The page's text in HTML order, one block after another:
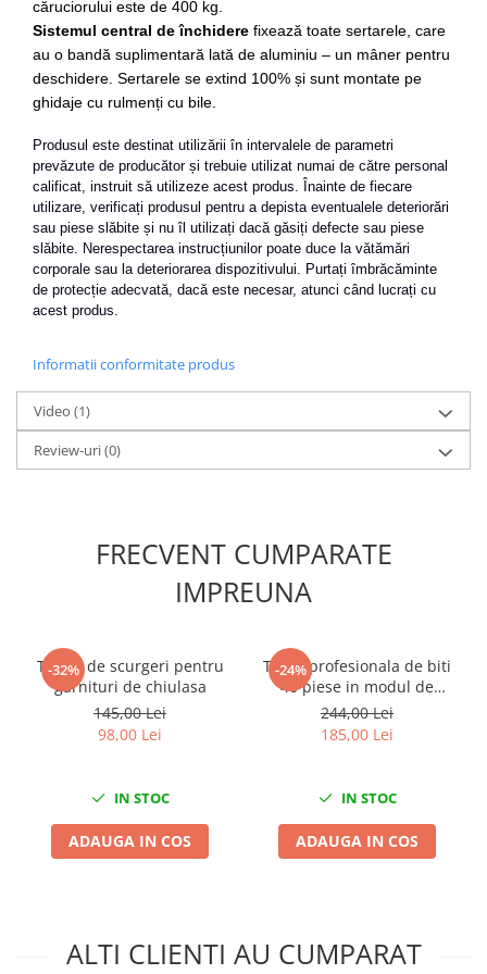
Mini
Nissan
Opel
Peugeot
Renault
Rover
Saab
Seat
Skoda
Suzuki
Universale
Volvo
Scule pentru tinichigerie
Scule Pneumatice
Accesorii Pneumatice
Compresoare
Filtre Pneumatice
Furtune Aer Comprimat
Pistoale de vopsit
Pistoale Pneumatice
Polizoare biax
Scule pentru nituit si capsat
Scule speciale
Diagnoza si masurari
Injectoare
Sistem directie
căruciorului este de 400 kg.
Sistemul central de închidere fixează toate sertarele, care
au o bandă suplimentară lată de aluminiu – un mâner pentru
deschidere. Sertarele se extind 100% și sunt montate pe
ghidaje cu rulmenți cu bile.
Produsul este destinat utilizării în intervalele de parametri
prevăzute de producător și trebuie utilizat numai de către personal
calificat, instruit să utilizeze acest produs. Înainte de fiecare
utilizare, verificați produsul pentru a depista eventualele deteriorări
sau piese slăbite și nu îl utilizați dacă găsiți defecte sau piese
slăbite. Nerespectarea instrucțiunilor poate duce la vătămări
corporale sau la deteriorarea dispozitivului. Purtați îmbrăcăminte
de protecție adecvată, dacă este necesar, atunci când lucrați cu
acest produs.
Informatii conformitate produs
Video (1)
Review-uri(0)
FRECVENT CUMPARATE
IMPREUNA
-32%
Tester de scurgeri pentru
garnituri de chiulasa
145,00 Lei
98,00 Lei
IN STOC
ADAUGA IN COS
-24%
Trusa profesionala de biti
40 piese in modul de
spuma
244,00 Lei
185,00 Lei
IN STOC
ADAUGA IN COS
ALTI CLIENTI AU CUMPARAT